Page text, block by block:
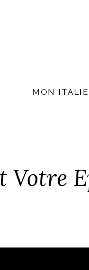
MON ITALIE
Votre